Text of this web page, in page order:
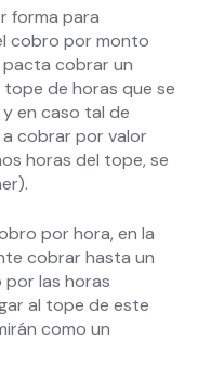
forma para
cobro por monto
cobrar un
de horas que se
en caso tal de
cobrar por valor
horas del tope, se
por hora, en la
cobrar hasta un
las horas
al tope de este
como un